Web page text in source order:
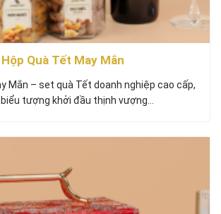
Hộp Quà Tết May Mắn
Mắn – set quà Tết doanh nghiệp cao cấp,
tượng khởi đầu thịnh vượng…